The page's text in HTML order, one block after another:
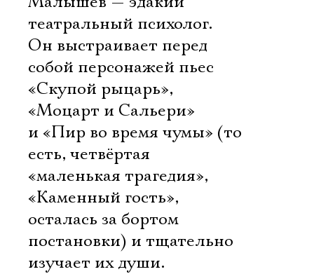
театральный психолог.
Он выстраивает перед
собой персонажей пьес
«Скупой рыцарь»,
«Моцарт и Сальери»
и «Пир во время чумы» (то
есть, четвёртая
«маленькая трагедия»,
«Каменный гость»,
осталась за бортом
постановки) и тщательно
изучает их души.